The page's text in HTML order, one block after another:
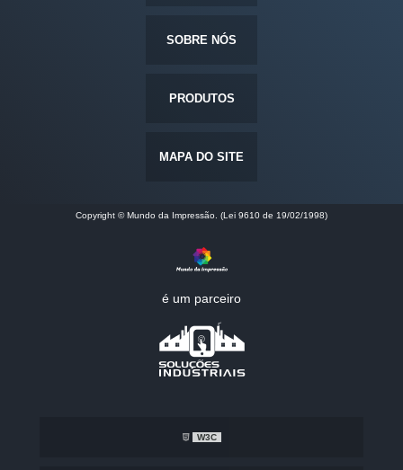
SOBRE NÓS
PRODUTOS
MAPA DO SITE
Copyright © Mundo da Impressão. (Lei 9610 de 19/02/1998)
é um parceiro
W3C